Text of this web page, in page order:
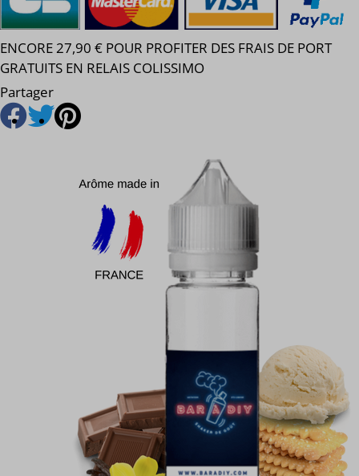
ENCORE 27,90 € POUR PROFITER DES FRAIS DE PORT
GRATUITS EN RELAIS COLISSIMO
Partager